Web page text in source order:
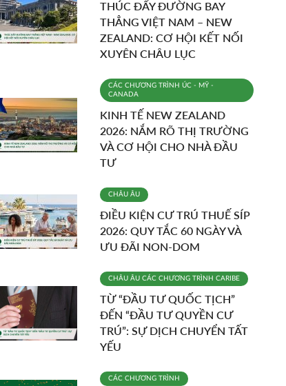
THÚC ĐẨY ĐƯỜNG BAY
THẲNG VIỆT NAM – NEW
ZEALAND: CƠ HỘI KẾT NỐI
XUYÊN CHÂU LỤC
CÁC CHƯƠNG TRÌNH ÚC - MỸ -
CANADA
KINH TẾ NEW ZEALAND
2026: NẮM RÕ THỊ TRƯỜNG
VÀ CƠ HỘI CHO NHÀ ĐẦU
TƯ
CHÂU ÂU
ĐIỀU KIỆN CƯ TRÚ THUẾ SÍP
2026: QUY TẮC 60 NGÀY VÀ
ƯU ĐÃI NON-DOM
CHÂU ÂU CÁC CHƯƠNG TRÌNH CARIBE
TỪ “ĐẦU TƯ QUỐC TỊCH”
ĐẾN “ĐẦU TƯ QUYỀN CƯ
TRÚ”: SỰ DỊCH CHUYỂN TẤT
YẾU
CÁC CHƯƠNG TRÌNH